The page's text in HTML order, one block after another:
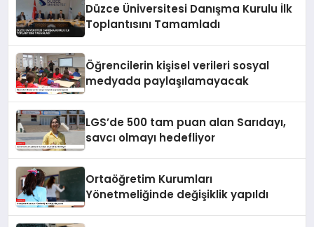
Düzce Üniversitesi Danışma Kurulu İlk
Toplantısını Tamamladı
Öğrencilerin kişisel verileri sosyal
medyada paylaşılamayacak
LGS’de 500 tam puan alan Sarıdayı,
savcı olmayı hedefliyor
Ortaöğretim Kurumları
Yönetmeliğinde değişiklik yapıldı